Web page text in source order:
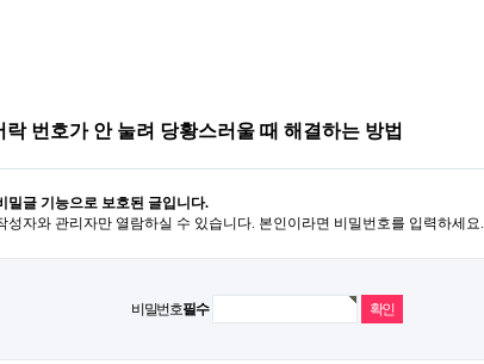
락 번호가 안 눌려 당황스러울 때 해결하는 방법
밀글 기능으로 보호된 글입니다.
성자와 관리자만 열람하실 수 있습니다. 본인이라면 비밀번호를 입력하세요.
비밀번호필수